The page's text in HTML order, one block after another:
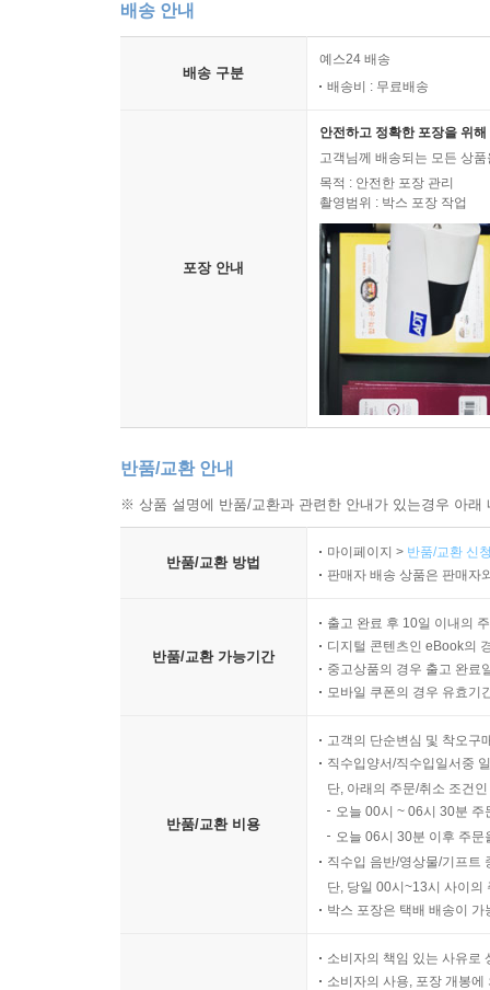
배송 안내
배송 구분
예스24 배송
배송비 : 무료배송
포장 안내
안전하고 정확한 포장을 위
고객님께 배송되는 모든 상
목적 : 안전한 포장 관리
촬영범위 : 박스 포장 작업
반품/교환 안내
※ 상품 설명에 반품/교환과 관련한 안내가 있는경우 아
반품/교환 방법
마이페이지 > 반품/교환 신
판매자 배송 상품은 판매자
반품/교환 가능기간
출고 완료 후 10일 이내의
디지털 콘텐츠인 eBook의
중고상품의 경우 출고 완료
모바일 쿠폰의 경우 유효기
반품/교환 비용
고객의 단순변심 및 착오구
직수입양서/직수입일서중
단, 아래의 주문/취소 조건
오늘 00시 ~ 06시 30분
오늘 06시 30분 이후 주
직수입 음반/영상물/기프트
단, 당일 00시~13시 사이의
박스 포장은 택배 배송이
소비자의 책임 있는 사유로
소비자의 사용, 포장 개봉